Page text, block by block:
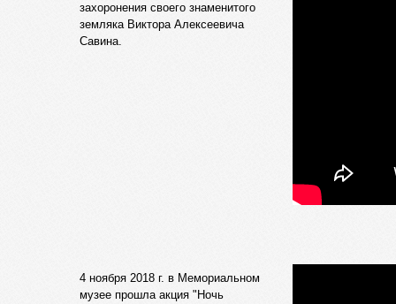
захоронения своего знаменитого
земляка Виктора Алексеевича
Савина.
4 ноября 2018 г. в Мемориальном
музее прошла акция "Ночь